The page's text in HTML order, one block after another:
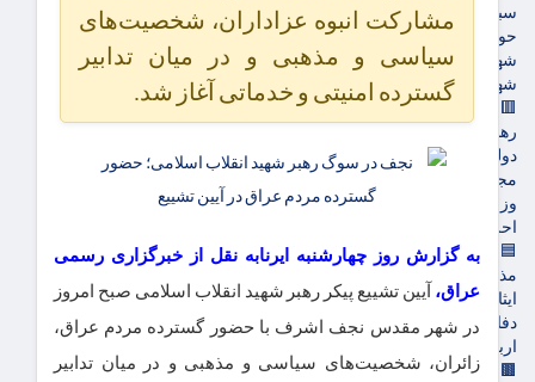
سبک زندگی
حوادث، انتظامی
شهرداری و شورای شهر
شهری و رفاهی
🟥سیاسی
رهبر انقلاب
دولت
مجلس
وزارت امور خارجه
احزاب و تشکلها
🟦فرهنگ و هنر
مذهبی
ایثار و شهادت
دفاع مقدس
اربعین
🟫جهان
مشارکت انبوه عزاداران، شخصیت‌های
سیاسی و مذهبی و در میان تدابیر
گسترده امنیتی و خدماتی آغاز شد.
به گزارش روز چهارشنبه ایرنابه نقل از خبرگزاری رسمی
عراق، آیین تشییع پیکر رهبر شهید انقلاب اسلامی صبح امروز
در شهر مقدس نجف اشرف با حضور گسترده مردم عراق،
زائران، شخصیت‌های سیاسی و مذهبی و در میان تدابیر